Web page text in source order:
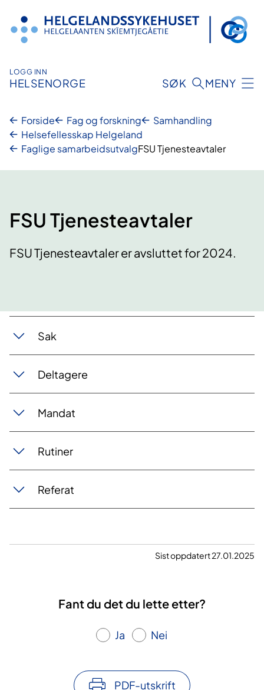
innhold
LOGG INN
HELSENORGE SØK MENY
Forside Fag og forskning
Samhandling
Helsefellesskap Helgeland
Faglige samarbeidsutvalgFSU Tjenesteavtaler
FSU Tjenesteavtaler
FSU Tjenesteavtaler er avsluttet for 2024.
Sak
Deltagere
Mandat
Rutiner
Referat
Sist oppdatert 27.01.2025
Fant du det du lette etter?
Ja Nei
PDF-utskrift